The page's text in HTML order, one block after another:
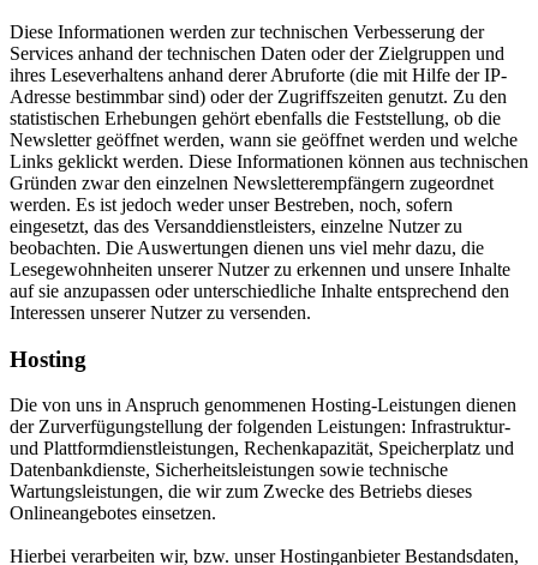
Diese Informationen werden zur technischen Verbesserung der
Services anhand der technischen Daten oder der Zielgruppen und
ihres Leseverhaltens anhand derer Abruforte (die mit Hilfe der IP-
Adresse bestimmbar sind) oder der Zugriffszeiten genutzt. Zu den
statistischen Erhebungen gehört ebenfalls die Feststellung, ob die
Newsletter geöffnet werden, wann sie geöffnet werden und welche
Links geklickt werden. Diese Informationen können aus technischen
Gründen zwar den einzelnen Newsletterempfängern zugeordnet
werden. Es ist jedoch weder unser Bestreben, noch, sofern
eingesetzt, das des Versanddienstleisters, einzelne Nutzer zu
beobachten. Die Auswertungen dienen uns viel mehr dazu, die
Lesegewohnheiten unserer Nutzer zu erkennen und unsere Inhalte
auf sie anzupassen oder unterschiedliche Inhalte entsprechend den
Interessen unserer Nutzer zu versenden.
Hosting
Die von uns in Anspruch genommenen Hosting-Leistungen dienen
der Zurverfügungstellung der folgenden Leistungen: Infrastruktur-
und Plattformdienstleistungen, Rechenkapazität, Speicherplatz und
Datenbankdienste, Sicherheitsleistungen sowie technische
Wartungsleistungen, die wir zum Zwecke des Betriebs dieses
Onlineangebotes einsetzen.
Hierbei verarbeiten wir, bzw. unser Hostinganbieter Bestandsdaten,